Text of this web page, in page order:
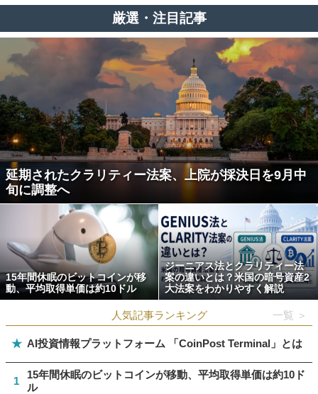
厳選・注目記事
延期されたクラリティー法案、上院が採決日を9月中
旬に調整へ
15年間休眠のビットコインが移
動、平均取得単価は約10ドル
ジーニアス法とクラリティー法
案の違いとは？米国の暗号資産2
大法案をわかりやすく解説
人気記事ランキング 一覧 ＞
★ AI投資情報プラットフォーム 「CoinPost Terminal」とは
1
15年間休眠のビットコインが移動、平均取得単価は約10ド
ル